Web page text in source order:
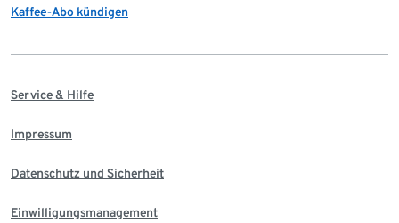
Kaffee-Abo kündigen
Service & Hilfe
Impressum
Datenschutz und Sicherheit
Einwilligungsmanagement